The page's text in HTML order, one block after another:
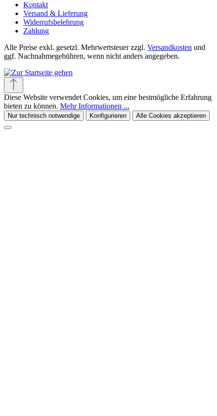
Kontakt
Versand & Lieferung
Widerrufsbelehrung
Zahlung
Alle Preise exkl. gesetzl. Mehrwertsteuer zzgl. Versandkosten und
ggf. Nachnahmegebühren, wenn nicht anders angegeben.
Diese Website verwendet Cookies, um eine bestmögliche Erfahrung
bieten zu können. Mehr Informationen ...
Nur technisch notwendige Konfigurieren Alle Cookies akzeptieren